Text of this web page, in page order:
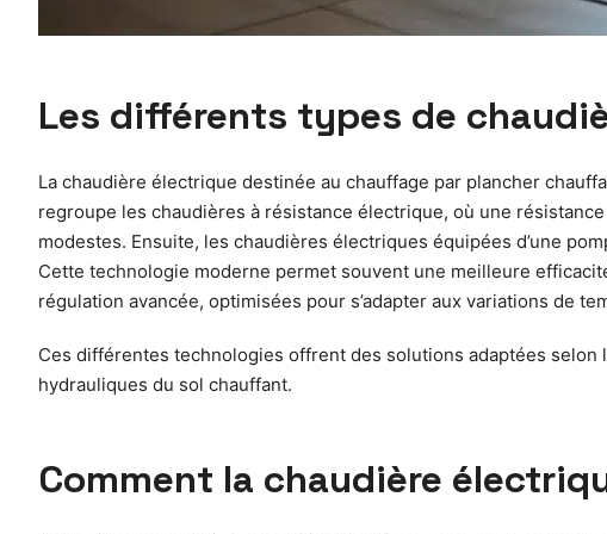
Les différents types de
La chaudière électrique destinée au chauffage par plancher
regroupe les chaudières à résistance électrique, où une
modestes. Ensuite, les chaudières électriques équipées d’une
Cette technologie moderne permet souvent une meilleure
régulation avancée, optimisées pour s’adapter aux variations de
Ces différentes technologies offrent des solutions adaptées
hydrauliques du sol chauffant.
Comment la chaudière